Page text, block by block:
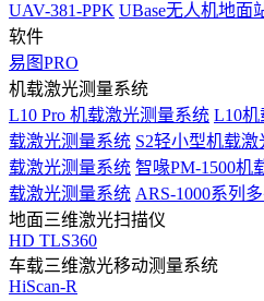
UAV-381-PPK UBase无人机地面
软件
易图PRO
机载激光测量系统
L10 Pro 机载激光测量系统 L10机
载激光测量系统 S2轻小型机载
载激光测量系统 智喙PM-1500机
载激光测量系统 ARS-1000系列
地面三维激光扫描仪
HD TLS360
车载三维激光移动测量系统
HiScan-R